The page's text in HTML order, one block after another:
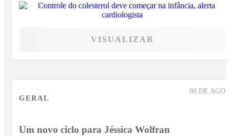
VISUALIZAR
08 DE AGO
GERAL
Um novo ciclo para Jéssica Wolfran